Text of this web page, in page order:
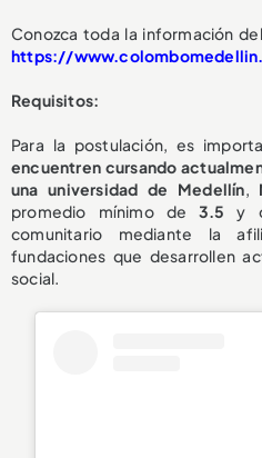
Conozca toda la información
https://
Requisitos:
Para la postulación, es
encuentren cursando
una universidad de Medellín,
promedio mínimo de 3.5 y
comunitario mediante la
fundaciones que desarrollen
social.